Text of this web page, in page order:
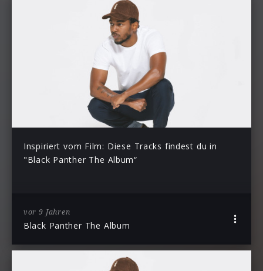
Inspiriert vom Film: Diese Tracks findest du in
"Black Panther The Album“
vor 9 Jahren
Black Panther The Album